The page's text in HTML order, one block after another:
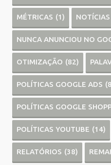
MÉTRICAS (1) NOTÍCIAS
NUNCA ANUNCIOU NO
OTIMIZAÇÃO (82)
POLÍTICAS GOOGLE ADS
POLÍTICAS GOOGLE
POLÍTICAS YOUTUBE (14)
RELATÓRIOS (38)